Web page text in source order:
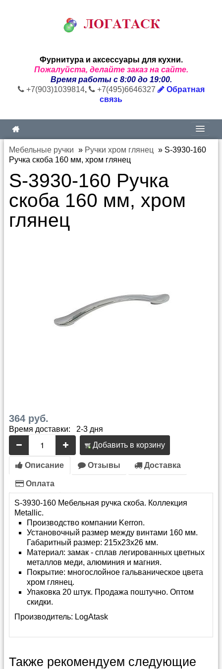
Фурнитура и аксессуары для кухни.
Пожалуйста, делайте заказ на сайте.
Время работы с 8:00 до 19:00.
+7(903)1039814, +7(495)6646327
Обратная
связь
Мебельные ручки » Ручки хром глянец » S-3930-160
Ручка скоба 160 мм, хром глянец
S-3930-160 Ручка
скоба 160 мм, хром
глянец
364 руб.
Время доставки: 2-3 дня
Добавить в корзину
Описание Отзывы Доставка
Оплата
S-3930-160 Мебельная ручка скоба. Коллекция
Metallic.
Производство компании Kerron.
Установочный размер между винтами 160 мм.
Габаритный размер: 215х23х26 мм.
Материал: замак - сплав легированных цветных
металлов меди, алюминия и магния.
Покрытие: многослойное гальваническое цвета
хром глянец.
Упаковка 20 штук. Продажа поштучно. Оптом
скидки.
Производитель: LogAtask
Также рекомендуем следующие